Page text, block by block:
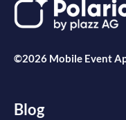
©2026 Mobile Event
Blog